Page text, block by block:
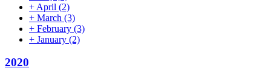
+ April (2)
+ March (3)
+ February (3)
+ January (2)
2020